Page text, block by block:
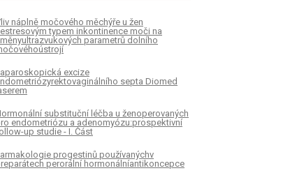
náplně močového měchýře u žen
typem inkontinence moči na
parametrů dolního
excize
septa Diomed
substituční léčba u ženoperovaných
endometriózu a adenomyózu:prospektivní
up studie - I. Část
progestinů používanýchv
perorální hormonálníantikoncepce